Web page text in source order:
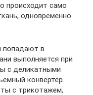
происходит само
одновременно
попадают в
выполняется при
с деликатными
конвертер.
с трикотажем,